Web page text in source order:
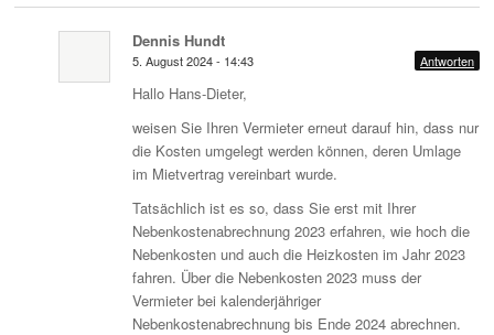
Dennis Hundt
5. August 2024 - 14:43 Antworten
Hallo Hans-Dieter,
weisen Sie Ihren Vermieter erneut darauf hin, dass nur
die Kosten umgelegt werden können, deren Umlage
im Mietvertrag vereinbart wurde.
Tatsächlich ist es so, dass Sie erst mit Ihrer
Nebenkostenabrechnung 2023 erfahren, wie hoch die
Nebenkosten und auch die Heizkosten im Jahr 2023
fahren. Über die Nebenkosten 2023 muss der
Vermieter bei kalenderjähriger
Nebenkostenabrechnung bis Ende 2024 abrechnen.